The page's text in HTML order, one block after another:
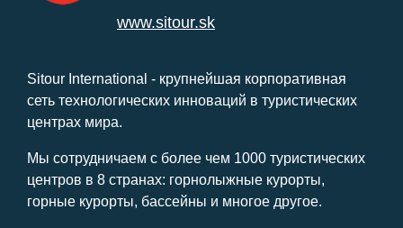
www.sitour.sk
Sitour International - крупнейшая корпоративная
сеть технологических инноваций в туристических
центрах мира.
Мы сотрудничаем с более чем 1000 туристических
центров в 8 странах: горнолыжные курорты,
горные курорты, бассейны и многое другое.